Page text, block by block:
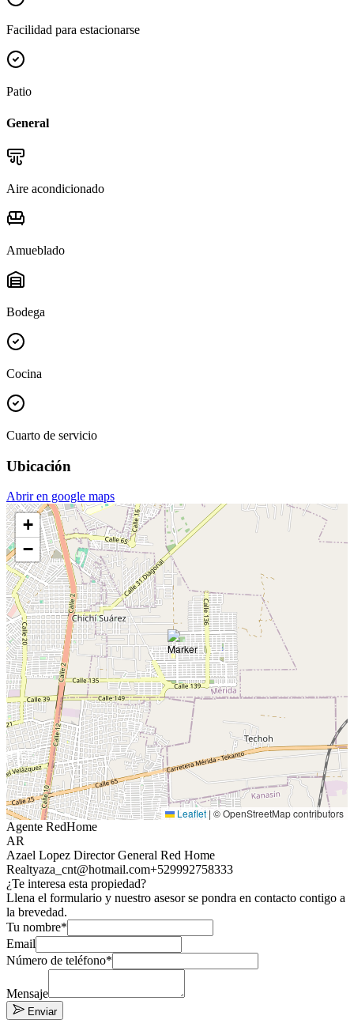
Facilidad para estacionarse
Patio
General
Aire acondicionado
Amueblado
Bodega
Cocina
Cuarto de servicio
Ubicación
Abrir en google maps
+
−
Leaflet | © OpenStreetMap contributors
Agente RedHome
AR
Azael Lopez Director General Red Home
Realtyaza_cnt@hotmail.com+529992758333
¿Te interesa esta propiedad?
Llena el formulario y nuestro asesor se pondra en contacto contigo a
la brevedad.
Tu nombre*
Email
Número de teléfono*
Mensaje
Enviar